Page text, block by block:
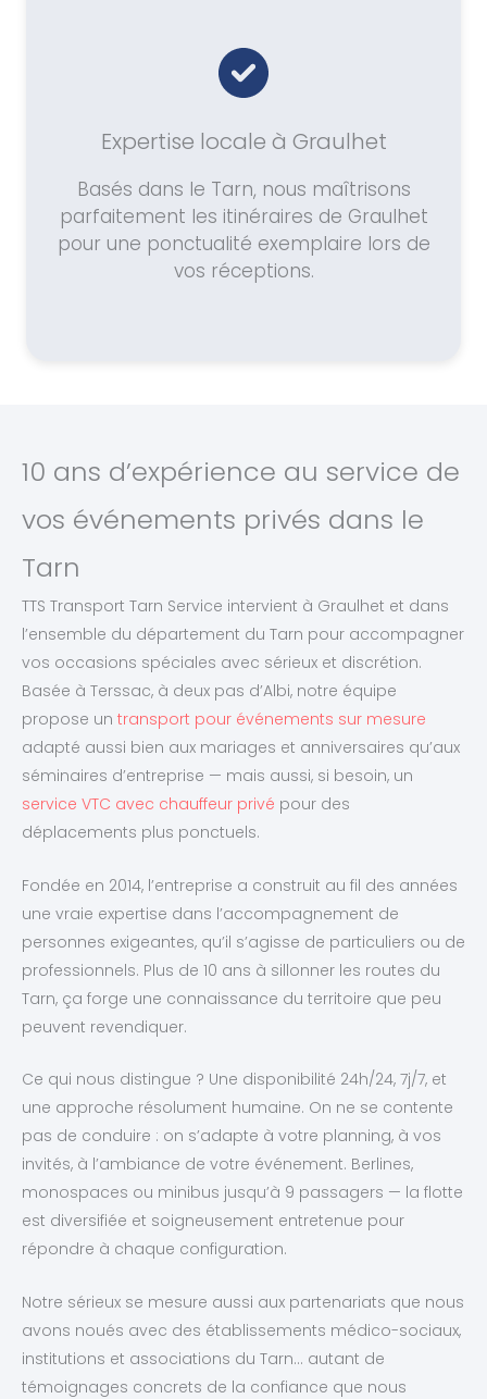
Expertise locale à Graulhet
Basés dans le Tarn, nous maîtrisons
parfaitement les itinéraires de Graulhet
pour une ponctualité exemplaire lors de
vos réceptions.
10 ans d’expérience au service de
vos événements privés dans le
Tarn
TTS Transport Tarn Service intervient à Graulhet et dans
l’ensemble du département du Tarn pour accompagner
vos occasions spéciales avec sérieux et discrétion.
Basée à Terssac, à deux pas d’Albi, notre équipe
propose un transport pour événements sur mesure
adapté aussi bien aux mariages et anniversaires qu’aux
séminaires d’entreprise — mais aussi, si besoin, un
service VTC avec chauffeur privé pour des
déplacements plus ponctuels.
Fondée en 2014, l’entreprise a construit au fil des années
une vraie expertise dans l’accompagnement de
personnes exigeantes, qu’il s’agisse de particuliers ou de
professionnels. Plus de 10 ans à sillonner les routes du
Tarn, ça forge une connaissance du territoire que peu
peuvent revendiquer.
Ce qui nous distingue ? Une disponibilité 24h/24, 7j/7, et
une approche résolument humaine. On ne se contente
pas de conduire : on s’adapte à votre planning, à vos
invités, à l’ambiance de votre événement. Berlines,
monospaces ou minibus jusqu’à 9 passagers — la flotte
est diversifiée et soigneusement entretenue pour
répondre à chaque configuration.
Notre sérieux se mesure aussi aux partenariats que nous
avons noués avec des établissements médico-sociaux,
institutions et associations du Tarn… autant de
témoignages concrets de la confiance que nous